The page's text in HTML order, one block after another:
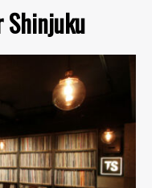
Shinjuku